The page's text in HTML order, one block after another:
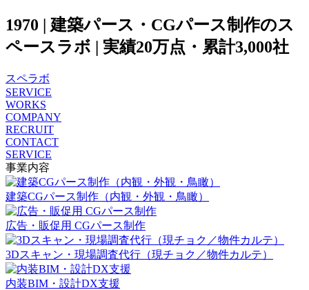
1970 | 建築パース・CGパース制作のス
ペースラボ | 実績20万点・累計3,000社
スペラボ
SERVICE
WORKS
COMPANY
RECRUIT
CONTACT
SERVICE
事業内容
建築CGパース制作（内観・外観・鳥瞰）
広告・販促用 CGパース制作
3Dスキャン・現場調査代行（現チョク／物件カルテ）
内装BIM・設計DX支援